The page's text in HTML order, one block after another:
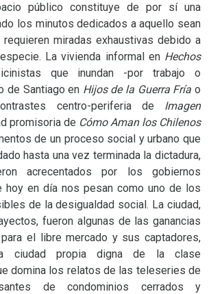
público constituye de por sí una
los minutos dedicados a aquello sean
miradas exhaustivas debido a
La vivienda informal en Hechos
que inundan -por trabajo o
de Santiago en Hijos de la Guerra Fría o
centro-periferia de Imagen
promisoria de Cómo Aman los Chilenos
de un proceso social y urbano que
hasta una vez terminada la dictadura,
acrecentados por los gobiernos
hoy en día nos pesan como uno de los
de la desigualdad social. La ciudad,
fueron algunas de las ganancias
el libre mercado y sus captadores,
ciudad propia digna de la clase
domina los relatos de las teleseries de
de condominios cerrados y